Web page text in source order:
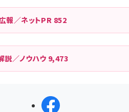
報／ネットPR 852
説／ノウハウ 9,473
シェアする